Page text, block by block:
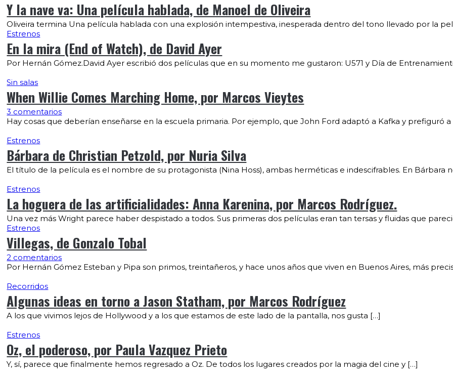
Y la nave va: Una película hablada, de Manoel de Oliveira
Oliveira termina Una película hablada con una explosión intempestiva, inesperada dentro del tono llevado por la
Estrenos
En la mira (End of Watch), de David Ayer
Por Hernán Gómez.David Ayer escribió dos películas que en su momento me gustaron: U571 y Día de
Sin salas
When Willie Comes Marching Home, por Marcos Vieytes
3 comentarios
Hay cosas que deberían enseñarse en la escuela primaria. Por ejemplo, que John Ford adaptó a Kafka y prefiguró a
Estrenos
Bárbara de Christian Petzold, por Nuria Silva
El título de la película es el nombre de su protagonista (Nina Hoss), ambas herméticas e indescifrables. En Bárbara
Estrenos
La hoguera de las artificialidades: Anna Karenina, por Marcos Rodríguez.
Una vez más Wright parece haber despistado a todos. Sus primeras dos películas eran tan tersas y fluidas que
Estrenos
Villegas, de Gonzalo Tobal
2 comentarios
Por Hernán Gómez Esteban y Pipa son primos, treintañeros, y hace unos años que viven en Buenos Aires, más
Recorridos
Algunas ideas en torno a Jason Statham, por Marcos Rodríguez
A los que vivimos lejos de Hollywood y a los que estamos de este lado de la pantalla, nos gusta […]
Estrenos
Oz, el poderoso, por Paula Vazquez Prieto
Y, sí, parece que finalmente hemos regresado a Oz. De todos los lugares creados por la magia del cine y […]